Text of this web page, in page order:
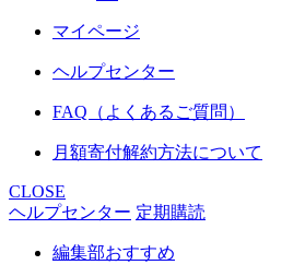
マイページ
ヘルプセンター
FAQ（よくあるご質問）
月額寄付解約方法について
CLOSE
ヘルプセンター 定期購読
編集部おすすめ